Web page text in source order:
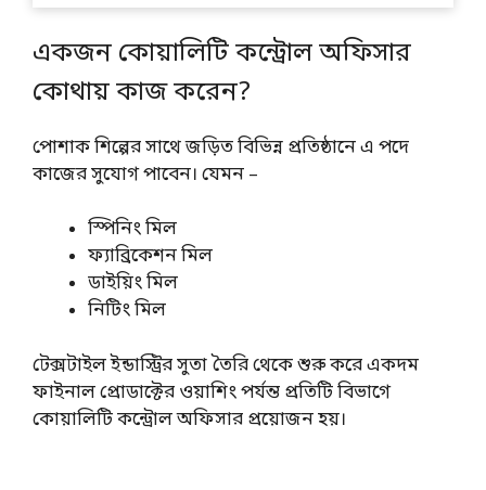
একজন কোয়ালিটি কন্ট্রোল অফিসার
কোথায় কাজ করেন?
পোশাক শিল্পের সাথে জড়িত বিভিন্ন প্রতিষ্ঠানে এ পদে
কাজের সুযোগ পাবেন। যেমন –
স্পিনিং মিল
ফ্যাব্রিকেশন মিল
ডাইয়িং মিল
নিটিং মিল
টেক্সটাইল ইন্ডাস্ট্রির সুতা তৈরি থেকে শুরু করে একদম
ফাইনাল প্রোডাক্টের ওয়াশিং পর্যন্ত প্রতিটি বিভাগে
কোয়ালিটি কন্ট্রোল অফিসার প্রয়োজন হয়।